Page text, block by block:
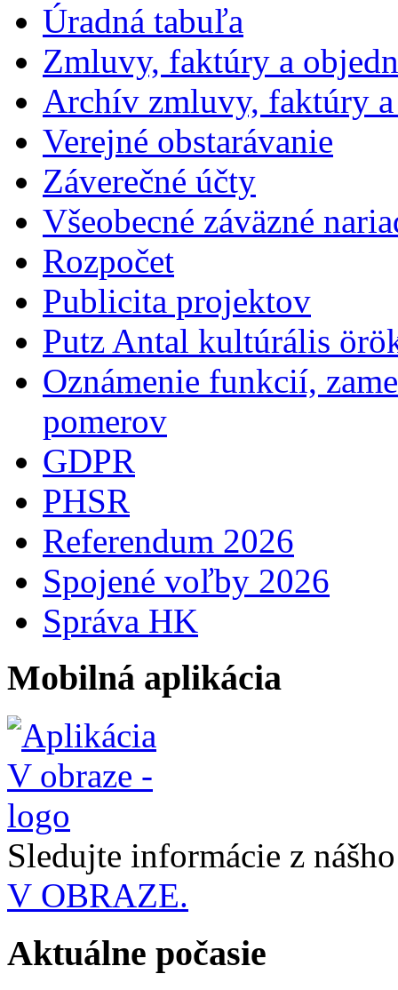
Úradná tabuľa
Zmluvy, faktúry a
Archív zmluvy, faktúry
Verejné obstarávanie
Záverečné účty
Všeobecné záväzné
Rozpočet
Publicita projektov
Putz Antal kultúrális
Oznámenie funkcií,
pomerov
GDPR
PHSR
Referendum 2026
Spojené voľby 2026
Správa HK
Mobilná aplikácia
Sledujte informácie z
V OBRAZE.
Aktuálne počasie